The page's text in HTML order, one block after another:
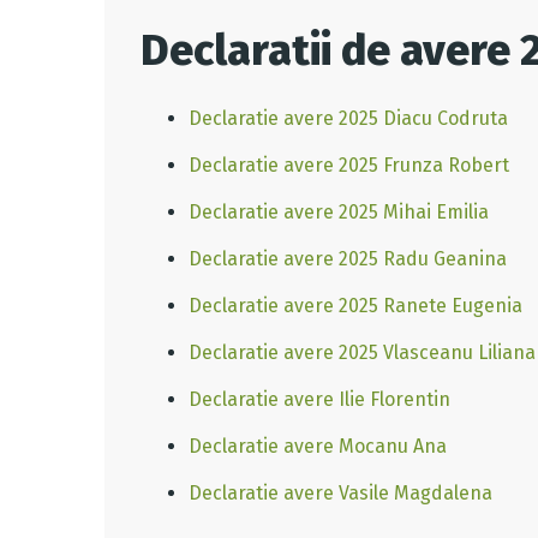
Declaratii de avere
Declaratie avere 2025 Diacu Codruta
Declaratie avere 2025 Frunza Robert
Declaratie avere 2025 Mihai Emilia
Declaratie avere 2025 Radu Geanina
Declaratie avere 2025 Ranete Eugenia
Declaratie avere 2025 Vlasceanu Liliana
Declaratie avere Ilie Florentin
Declaratie avere Mocanu Ana
Declaratie avere Vasile Magdalena